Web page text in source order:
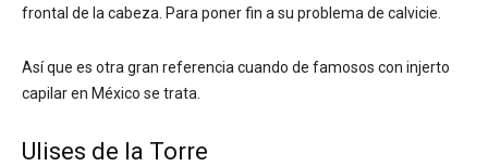
frontal de la cabeza. Para poner fin a su problema de calvicie.
Así que es otra gran referencia cuando de famosos con injerto
capilar en México se trata.
Ulises de la Torre